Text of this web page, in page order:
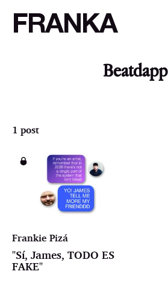
FRANKA
Beatdapp
1 post
Frankie Pizá
"Sí, James, TODO ES
FAKE"